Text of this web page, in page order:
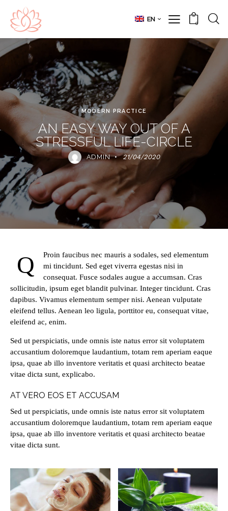
EN
0
MODERN PRACTICE
AN EASY WAY OUT OF A
STRESSFUL LIFE-CIRCLE
ADMIN 21/04/2020
Q
Proin faucibus nec mauris a sodales, sed elementum
mi tincidunt. Sed eget viverra egestas nisi in
consequat. Fusce sodales augue a accumsan. Cras
sollicitudin, ipsum eget blandit pulvinar. Integer tincidunt. Cras
dapibus. Vivamus elementum semper nisi. Aenean vulputate
eleifend tellus. Aenean leo ligula, porttitor eu, consequat vitae,
eleifend ac, enim.
Sed ut perspiciatis, unde omnis iste natus error sit voluptatem
accusantium doloremque laudantium, totam rem aperiam eaque
ipsa, quae ab illo inventore veritatis et quasi architecto beatae
vitae dicta sunt, explicabo.
AT VERO EOS ET ACCUSAM
Sed ut perspiciatis, unde omnis iste natus error sit voluptatem
accusantium doloremque laudantium, totam rem aperiam eaque
ipsa, quae ab illo inventore veritatis et quasi architecto beatae
vitae dicta sunt.